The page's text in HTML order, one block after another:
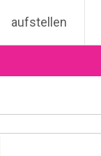
aufstellen